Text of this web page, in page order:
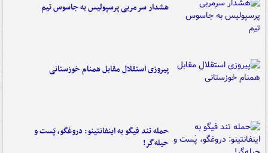
هشدار سرمربی پرسپولیس به جاسوس تیم
پیروزی استقلال مقابل همنام خوزستانی
حمله تند فیگو به اینفانتینو: دروغگو، پَست‌ و
حیله‌گر!